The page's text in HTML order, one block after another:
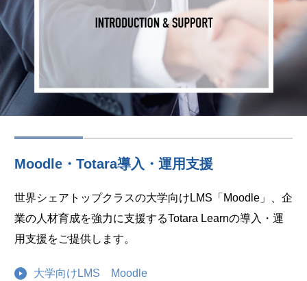
Moodle・Totara導入・運用支援
世界シェアトップクラスの大学向けLMS「Moodle」、企
業の人材育成を強力に支援するTotara Learnの導入・運
用支援をご提供します。
大学向けLMS Moodle